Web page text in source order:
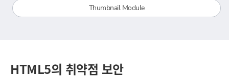
Thumbnail Module
HTML5의 취약점 보안